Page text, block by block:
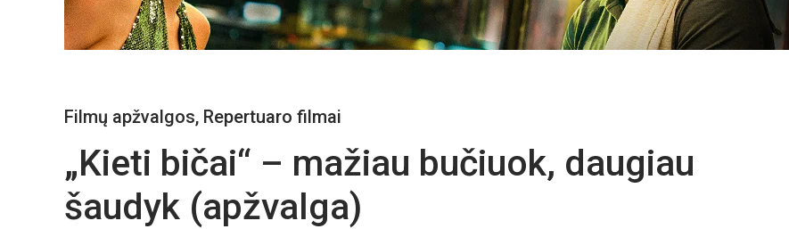
Filmų apžvalgos, Repertuaro filmai
„Kieti bičai“ – mažiau bučiuok, daugiau
šaudyk (apžvalga)